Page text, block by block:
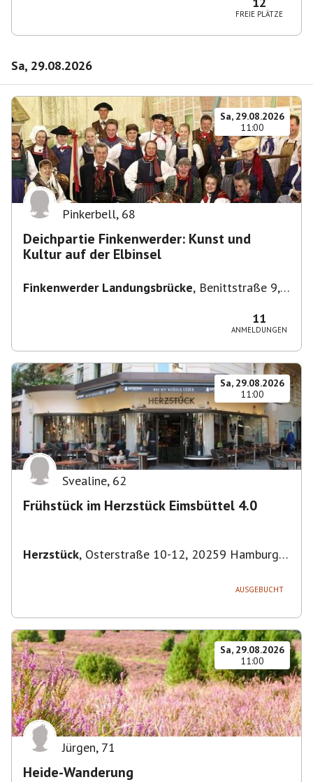
FREIE PLÄTZE
Sa, 29.08.2026
Sa, 29.08.2026
11:00
Pinkerbell, 68
Deichpartie Finkenwerder: Kunst und
Kultur auf der Elbinsel
Finkenwerder Landungsbrücke, Benittstraße 9,
11
ANMELDUNGEN
Sa, 29.08.2026
11:00
Svealine, 62
Frühstück im Herzstück Eimsbüttel 4.0
Herzstück, Osterstraße 10-12, 20259 Hamburg-
AUSGEBUCHT
Sa, 29.08.2026
11:00
Jürgen, 71
Heide-Wanderung